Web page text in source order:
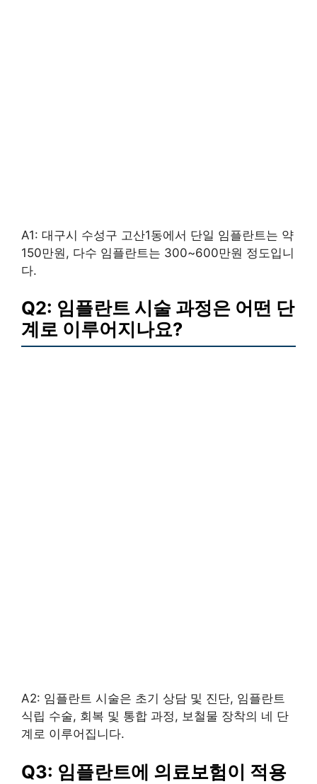
A1: 대구시 수성구 고산1동에서 단일 임플란트는 약
150만원, 다수 임플란트는 300~600만원 정도입니
다.
Q2: 임플란트 시술 과정은 어떤 단
계로 이루어지나요?
A2: 임플란트 시술은 초기 상담 및 진단, 임플란트
식립 수술, 회복 및 통합 과정, 보철물 장착의 네 단
계로 이루어집니다.
Q3: 임플란트에 의료보험이 적용